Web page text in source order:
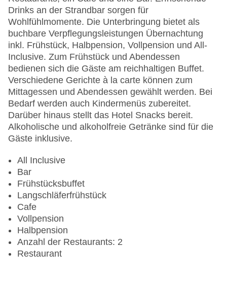
Zimmerservice
Sonnenterrasse
Gesamtanzahl der Stockwerke: 7
Gesamtanzahl der Zimmer: 535
Pools:Kinderbecken, Indoor Pool, Outdoor Pool,
Sonnenschirme am Pool, Liegen am Pool,
Handtücher, Wasserrutsche
Zahlungsarten: Diners Club, EC Maestro,
Mastercard, Visa
Landeskategorie: 5 Sterne
Drinks an der Strandbar sorgen für
Wohlfühlmomente. Die Unterbringung bietet als
buchbare Verpflegungsleistungen Übernachtung
inkl. Frühstück, Halbpension, Vollpension und All-
Inclusive. Zum Frühstück und Abendessen
bedienen sich die Gäste am reichhaltigen Buffet.
Verschiedene Gerichte à la carte können zum
Mittagessen und Abendessen gewählt werden. Bei
Bedarf werden auch Kindermenüs zubereitet.
Darüber hinaus stellt das Hotel Snacks bereit.
Alkoholische und alkoholfreie Getränke sind für die
Gäste inklusive.
All Inclusive
Bar
Frühstücksbuffet
Langschläferfrühstück
Cafe
Vollpension
Halbpension
Anzahl der Restaurants: 2
Restaurant